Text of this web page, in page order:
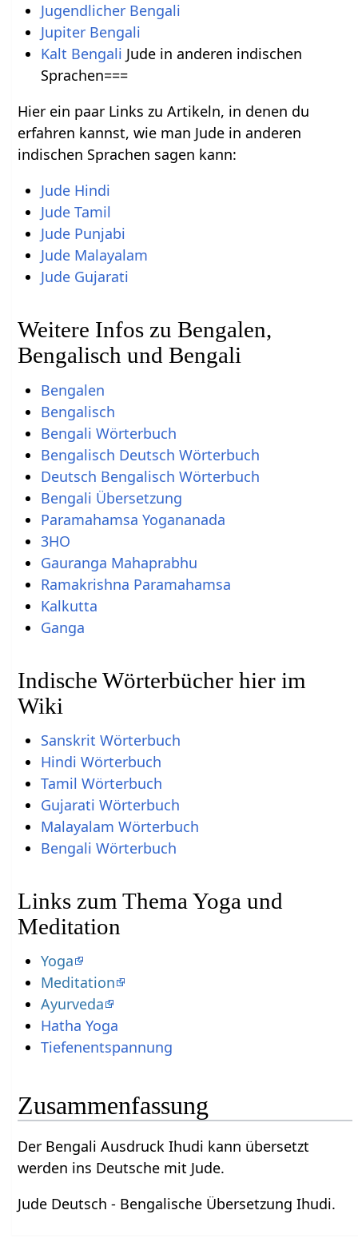
Jugendlicher Bengali
Jupiter Bengali
Kalt Bengali Jude in anderen indischen
Sprachen===
Hier ein paar Links zu Artikeln, in denen du
erfahren kannst, wie man Jude in anderen
indischen Sprachen sagen kann:
Jude Hindi
Jude Tamil
Jude Punjabi
Jude Malayalam
Jude Gujarati
Weitere Infos zu Bengalen,
Bengalisch und Bengali
Bengalen
Bengalisch
Bengali Wörterbuch
Bengalisch Deutsch Wörterbuch
Deutsch Bengalisch Wörterbuch
Bengali Übersetzung
Paramahamsa Yogananada
3HO
Gauranga Mahaprabhu
Ramakrishna Paramahamsa
Kalkutta
Ganga
Indische Wörterbücher hier im
Wiki
Sanskrit Wörterbuch
Hindi Wörterbuch
Tamil Wörterbuch
Gujarati Wörterbuch
Malayalam Wörterbuch
Bengali Wörterbuch
Links zum Thema Yoga und
Meditation
Yoga
Meditation
Ayurveda
Hatha Yoga
Tiefenentspannung
Zusammenfassung
Der Bengali Ausdruck Ihudi kann übersetzt
werden ins Deutsche mit Jude.
Jude Deutsch - Bengalische Übersetzung Ihudi.